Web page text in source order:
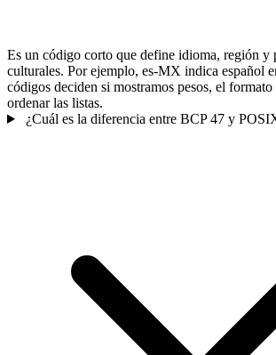
Es un código corto que define idioma, región y
culturales. Por ejemplo, es-MX indica español
códigos deciden si mostramos pesos, el
ordenar las listas.
¿Cuál es la diferencia entre BCP 47 y